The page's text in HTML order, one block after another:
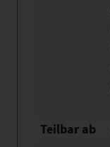
Teilbar ab